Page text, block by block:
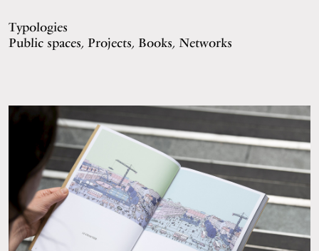
Typologies
Public spaces, Projects, Books, Networks